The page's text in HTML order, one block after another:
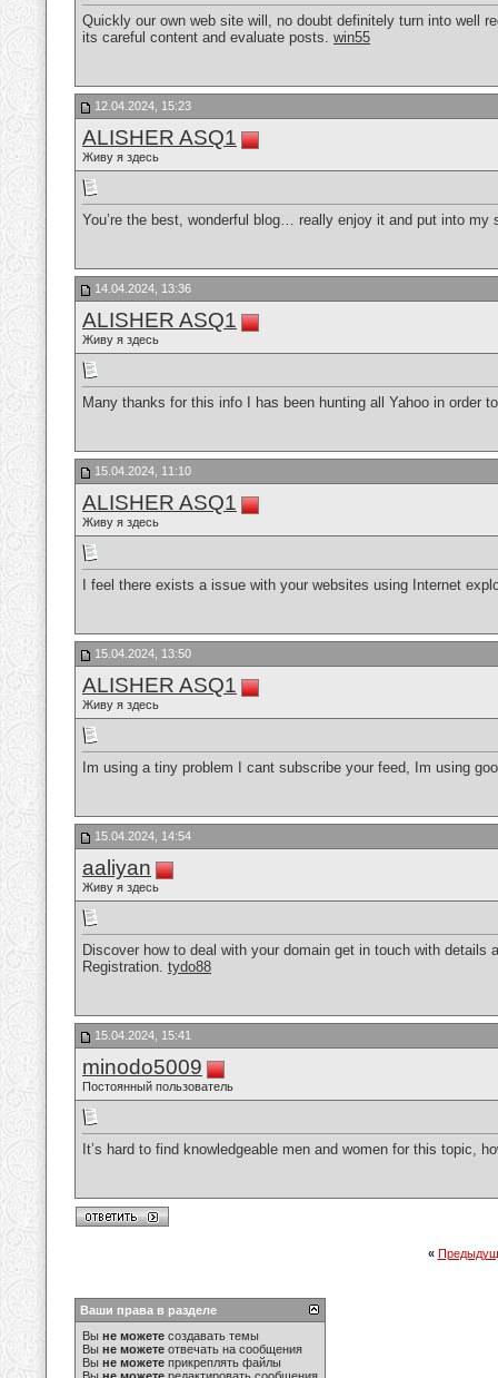
Quickly our own web site will, no doubt definitely turn into well
its careful content and evaluate posts. win55
12.04.2024, 15:23
ALISHER ASQ1
Живу я здесь
You’re the best, wonderful blog… really enjoy it and put into
14.04.2024, 13:36
ALISHER ASQ1
Живу я здесь
Many thanks for this info I has been hunting all Yahoo in order
15.04.2024, 11:10
ALISHER ASQ1
Живу я здесь
I feel there exists a issue with your websites using Internet
15.04.2024, 13:50
ALISHER ASQ1
Живу я здесь
Im using a tiny problem I cant subscribe your feed, Im using
15.04.2024, 14:54
aaliyan
Живу я здесь
Discover how to deal with your domain get in touch with
Registration. tydo88
15.04.2024, 15:41
minodo5009
Постоянный пользователь
It’s hard to find knowledgeable men and women for this topic,
«
Ваши права в разделе
Вы не можете создавать темы
Вы не можете отвечать на сообщения
Вы не можете прикреплять файлы